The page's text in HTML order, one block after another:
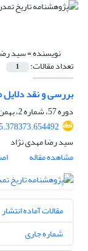
نویسنده =سید
تعداد مقالات: 1
بررسی و نقد
دوره 57، شماره 2، بهمن 1403، صفحه
سید رضا مهدی نژاد
مشاهده مقاله
مقالات آماده انتشار
شماره جاری